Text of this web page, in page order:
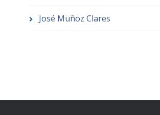
José Muñoz Clares